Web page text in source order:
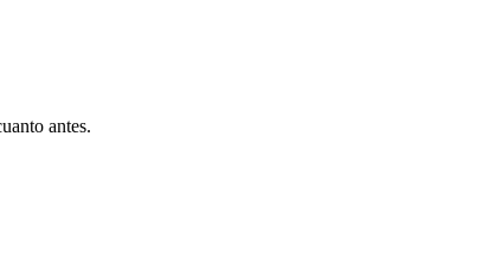
antes.